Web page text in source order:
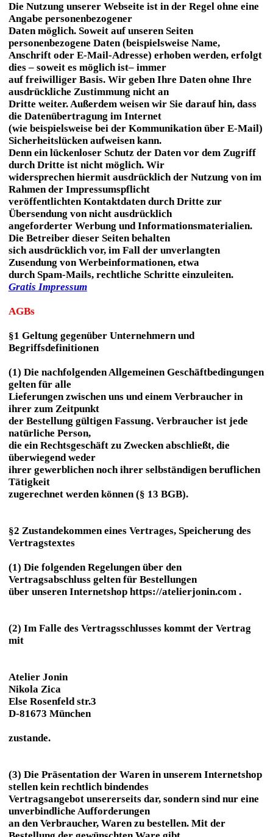
Die Nutzung unserer Webseite ist in der Regel ohne eine
Angabe personenbezogener
Daten möglich. Soweit auf unseren Seiten
personenbezogene Daten (beispielsweise Name,
Anschrift oder E-Mail-Adresse) erhoben werden, erfolgt
dies – soweit es möglich ist– immer
auf freiwilliger Basis. Wir geben Ihre Daten ohne Ihre
ausdrückliche Zustimmung nicht an
Dritte weiter. Außerdem weisen wir Sie darauf hin, dass
die Datenübertragung im Internet
(wie beispielsweise bei der Kommunikation über E-Mail)
Sicherheitslücken aufweisen kann.
Denn ein lückenloser Schutz der Daten vor dem Zugriff
durch Dritte ist nicht möglich. Wir
widersprechen hiermit ausdrücklich der Nutzung von im
Rahmen der Impressumspflicht
veröffentlichten Kontaktdaten durch Dritte zur
Übersendung von nicht ausdrücklich
angeforderter Werbung und Informationsmaterialien.
Die Betreiber dieser Seiten behalten
sich ausdrücklich vor, im Fall der unverlangten
Zusendung von Werbeinformationen, etwa
durch Spam-Mails, rechtliche Schritte einzuleiten.
Gratis Impressum
AGBs
§1 Geltung gegenüber Unternehmern und
Begriffsdefinitionen
(1) Die nachfolgenden Allgemeinen Geschäftbedingungen
gelten für alle
Lieferungen zwischen uns und einem Verbraucher in
ihrer zum Zeitpunkt
der Bestellung gültigen Fassung. Verbraucher ist jede
natürliche Person,
die ein Rechtsgeschäft zu Zwecken abschließt, die
überwiegend weder
ihrer gewerblichen noch ihrer selbständigen beruflichen
Tätigkeit
zugerechnet werden können (§ 13 BGB).
§2 Zustandekommen eines Vertrages, Speicherung des
Vertragstextes
(1) Die folgenden Regelungen über den
Vertragsabschluss gelten für Bestellungen
über unseren Internetshop https://atelierjonin.com .
(2) Im Falle des Vertragsschlusses kommt der Vertrag
mit
Atelier Jonin
Nikola Zica
Else Rosenfeld str.3
D-81673 München
zustande.
(3) Die Präsentation der Waren in unserem Internetshop
stellen kein rechtlich bindendes
Vertragsangebot unsererseits dar, sondern sind nur eine
unverbindliche Aufforderungen
an den Verbraucher, Waren zu bestellen. Mit der